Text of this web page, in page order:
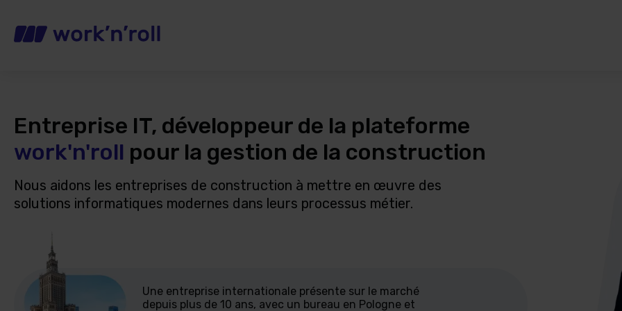
Entreprise IT, développeur de la plateforme
work'n'roll pour la gestion de la construction
Nous aidons les entreprises de construction à mettre en œuvre des
solutions informatiques modernes dans leurs processus métier.
Une entreprise internationale présente sur le marché
depuis plus de 10 ans, avec un bureau en Pologne et